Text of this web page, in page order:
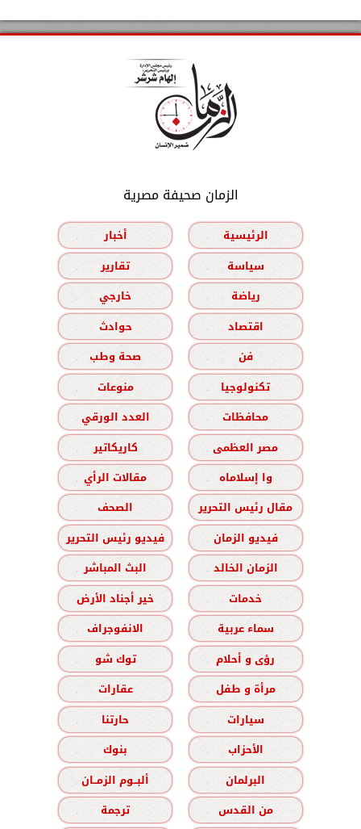
الزمان صحيفة مصرية
الرئيسية
أخبار
سياسة
تقارير
رياضة
خارجي
اقتصاد
حوادث
فن
صحة وطب
تكنولوجيا
منوعات
محافظات
العدد الورقي
مصر العظمى
كاريكاتير
وا إسلاماه
مقالات الرأي
مقال رئيس التحرير
الصحف
فيديو الزمان
فيديو رئيس التحرير
الزمان الخالد
البث المباشر
خدمات
خير أجناد الأرض
سماء عربية
الانفوجراف
رؤى و أحلام
توك شو
مرأة و طفل
عقارات
سيارات
حارتنا
الأحزاب
بنوك
البرلمان
ألبــوم الزمــان
من القدس
ترجمة